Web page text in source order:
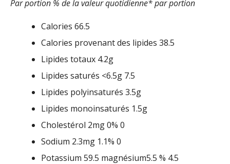
Par portion % de la valeur quotidienne* par portion
Calories 66.5
Calories provenant des lipides 38.5
Lipides totaux 4.2g
Lipides saturés <6.5g 7.5
Lipides polyinsaturés 3.5g
Lipides monoinsaturés 1.5g
Cholestérol 2mg 0% 0
Sodium 2.3mg 1.1% 0
Potassium 59.5 magnésium5.5 % 4.5